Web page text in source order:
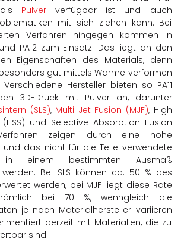
Pulververfügbar ist und auch
mit sich ziehen kann. Bei
Verfahren hingegen kommen in
und PA12 zum Einsatz. Das liegt an den
Eigenschaften des Materials, denn
gut mittels Wärme verformen
Hersteller bieten so PA11
3D-Druck mit Pulver an, darunter
(SLS), Multi Jet Fusion (MJF), High
und Selective Absorption Fusion
zeigen durch eine hohe
und das nicht für die Teile verwendete
einem bestimmten Ausmaß
Bei SLS können ca. 50 % des
werden, bei MJF liegt diese Rate
bei 70 %, wenngleich die
je nach Materialhersteller variieren
derzeit mit Materialien, die zu
sind.